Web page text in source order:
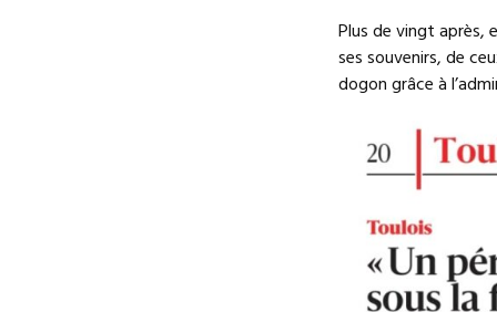
Plus de vingt après,
ses souvenirs, de
dogon grâce à